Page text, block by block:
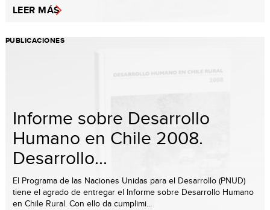
LEER MÁS
PUBLICACIONES
Informe sobre Desarrollo
Humano en Chile 2008.
Desarrollo...
El Programa de las Naciones Unidas para el Desarrollo (PNUD)
tiene el agrado de entregar el Informe sobre Desarrollo Humano
en Chile Rural. Con ello da cumplimi...